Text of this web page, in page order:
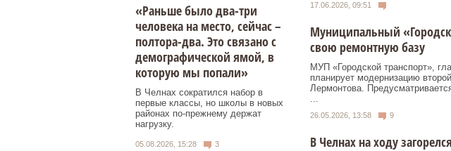
«Раньше было два-три
человека на место, сейчас –
полтора-два. Это связано с
демографической ямой, в
которую мы попали»
В Челнах сократился набор в
первые классы, но школы в новых
районах по-прежнему держат
нагрузку.
05.08.2026, 15:28 3
17.06.2026, 09:51
Муниципальный
свою ремонтную базу
МУП «Городской транспорт»,
планирует модернизацию
Лермонтова.
...
26.05.2026, 13:58 9
В Челнах на ходу